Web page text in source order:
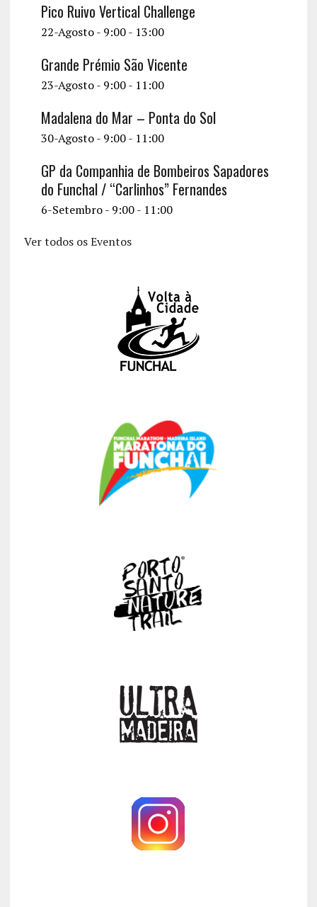
Pico Ruivo Vertical Challenge
22-Agosto - 9:00- 13:00
Grande Prémio São Vicente
23-Agosto - 9:00- 11:00
Madalena do Mar – Ponta do Sol
30-Agosto - 9:00- 11:00
GP da Companhia de Bombeiros Sapadores
do Funchal / “Carlinhos” Fernandes
6-Setembro - 9:00- 11:00
Ver todos os Eventos